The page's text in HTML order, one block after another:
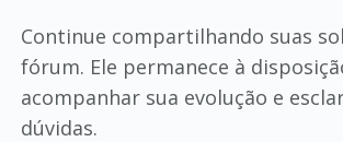
Continue compartilhando suas
fórum. Ele permanece à
acompanhar sua evolução e
dúvidas.